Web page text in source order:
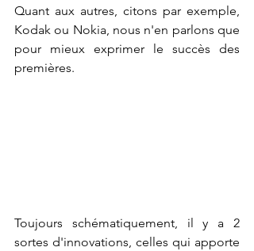
Quant aux autres, citons par exemple,
Kodak ou Nokia, nous n'en parlons que
pour mieux exprimer le succès des
premières.
Toujours schématiquement, il y a 2
sortes d'innovations, celles qui apporte